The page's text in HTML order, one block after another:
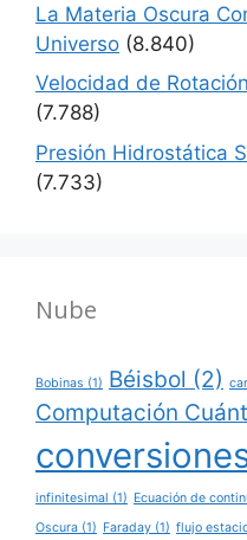
La Materia Oscura
Universo (8.840)
Velocidad de
(7.788)
Presión Hidrostática
(7.733)
Nube
Bobinas (1) Béisbol (2)
Computación
infinitesimal (1) Ecuación de
Oscura (1) Faraday (1) flujo